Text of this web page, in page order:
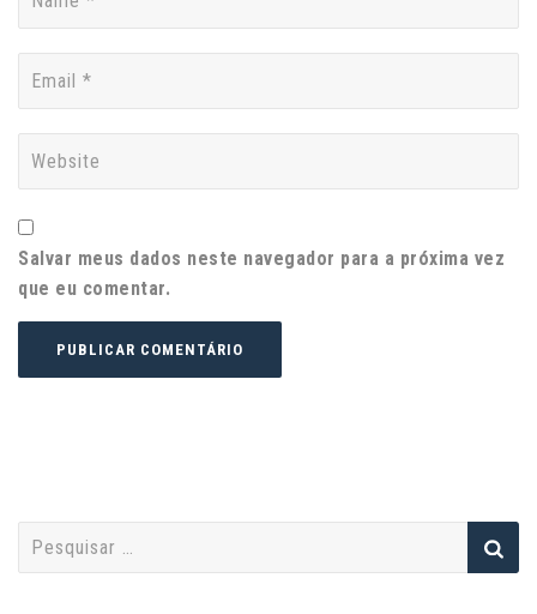
Salvar meus dados neste navegador para a próxima vez
que eu comentar.